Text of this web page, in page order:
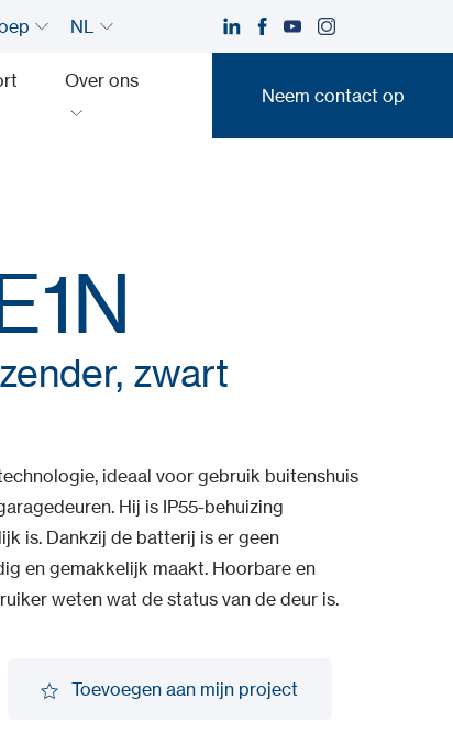
NL
Over ons
Neem contact op
zwart
ideaal voor gebruik buitenshuis
Hij is IP55-behuizing
is. Dankzij de batterij is er geen
en gemakkelijk maakt. Hoorbare en
weten wat de status van de deur is.
Toevoegen aan mijn project